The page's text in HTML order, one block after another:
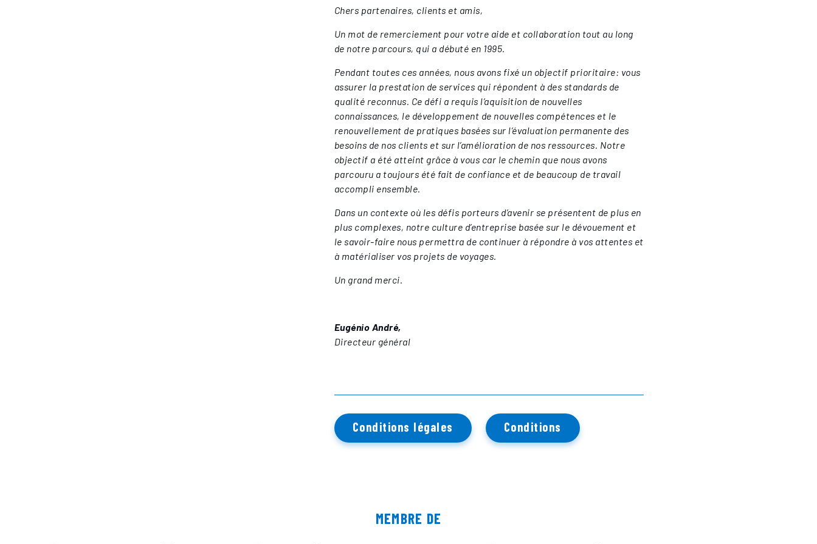
Chers partenaires, clients et amis,
Un mot de remerciement pour votre aide et collaboration tout au long
de notre parcours, qui a débuté en 1995.
Pendant toutes ces années, nous avons fixé un objectif prioritaire: vous
assurer la prestation de services qui répondent à des standards de
qualité reconnus. Ce défi a requis l’aquisition de nouvelles
connaissances, le développement de nouvelles compétences et le
renouvellement de pratiques basées sur l’évaluation permanente des
besoins de nos clients et sur l’amélioration de nos ressources. Notre
objectif a été atteint grâce à vous car le chemin que nous avons
parcouru a toujours été fait de confiance et de beaucoup de travail
accompli ensemble.
Dans un contexte où les défis porteurs d’avenir se présentent de plus en
plus complexes, notre culture d’entreprise basée sur le dévouement et
le savoir-faire nous permettra de continuer à répondre à vos attentes et
à matérialiser vos projets de voyages.
Un grand merci.
Eugénio André,
Directeur général
Conditions légales Conditions
MEMBRE DE